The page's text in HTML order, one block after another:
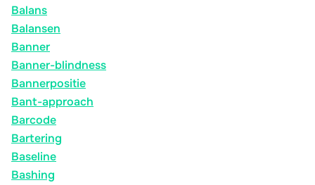
Balans
Balansen
Banner
Banner-blindness
Bannerpositie
Bant-approach
Barcode
Bartering
Baseline
Bashing